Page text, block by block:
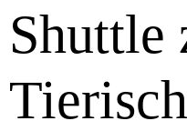
Shuttle